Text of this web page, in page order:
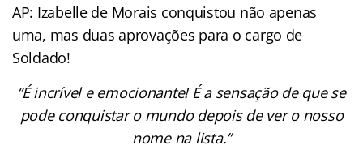
AP: Izabelle de Morais conquistou não apenas
uma, mas duas aprovações para o cargo de
Soldado!
“É incrível e emocionante! É a sensação de que se
pode conquistar o mundo depois de ver o nosso
nome na lista.”